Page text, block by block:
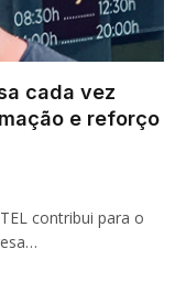
cada vez
e reforço
contribui para o